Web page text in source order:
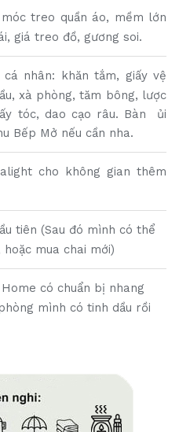
treo quần áo, mềm lớn
giá treo đồ, gương soi.
nhân: khăn tắm, giấy vệ
xà phòng, tăm bông, lược
tóc, dao cạo râu. Bàn ủi
Bếp Mở nếu cần nha.
cho không gian thêm
tiên (Sau đó mình có thể
mua chai mới)
có chuẩn bị nhang
mình có tinh dầu rồi